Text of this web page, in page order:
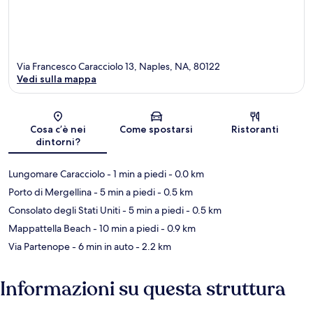
Mappa
Via Francesco Caracciolo 13, Naples, NA, 80122
Vedi sulla mappa
Cosa c’è nei
dintorni?
Come spostarsi Ristoranti
Lungomare Caracciolo- 1 min a piedi- 0.0 km
Porto di Mergellina- 5 min a piedi- 0.5 km
Consolato degli Stati Uniti- 5 min a piedi- 0.5 km
Mappattella Beach- 10 min a piedi- 0.9 km
Via Partenope- 6 min in auto- 2.2 km
Informazioni su questa struttura